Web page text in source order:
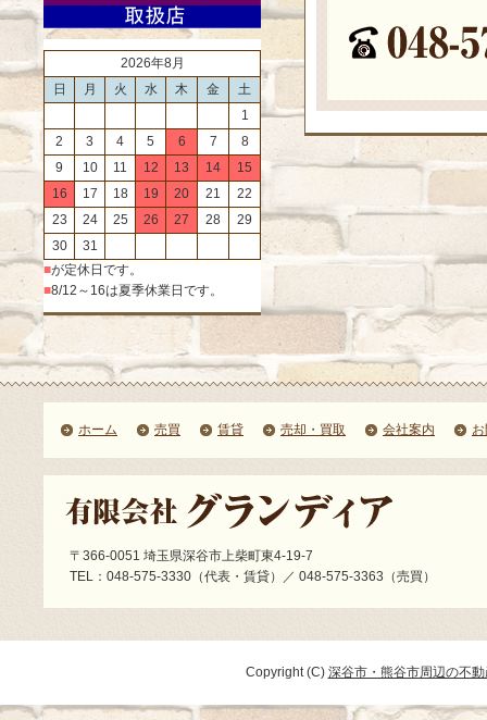
2026年8月
日
月 火 水 木 金
土
1
2
3 4 5 6 7
8
9
10 11 12 13 14
15
16
17 18 19 20 21
22
23
24 25 26 27 28
29
30
31
■が定休日です。
■8/12～16は夏季休業日です。
ホーム 売買 賃貸 売却・買取 会社案内
〒366-0051 埼玉県深谷市上柴町東4-19-7
TEL：048-575-3330（代表・賃貸）／ 048-575-3363（売買）
Copyright (C) 深谷市・熊谷市周辺の不